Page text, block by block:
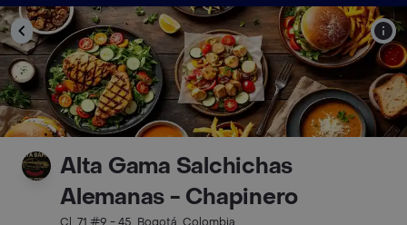
Alta Gama Salchichas
Alemanas - Chapinero